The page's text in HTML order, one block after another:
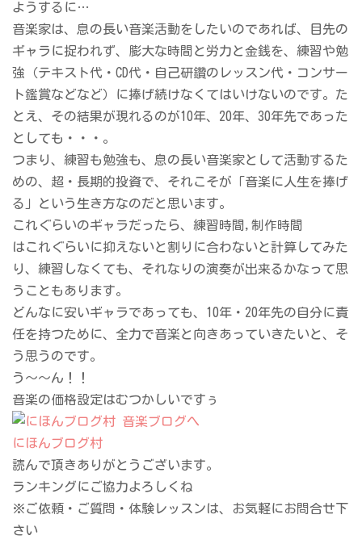
ようするに…
音楽家は、息の長い音楽活動をしたいのであれば、目先の
ギャラに捉われず、膨大な時間と労力と金銭を、練習や勉
強（テキスト代・CD代・自己研鑽のレッスン代・コンサー
ト鑑賞などなど）に捧げ続けなくてはいけないのです。た
とえ、その結果が現れるのが10年、20年、30年先であった
としても・・・。
つまり、練習も勉強も、息の長い音楽家として活動するた
めの、超・長期的投資で、それこそが「音楽に人生を捧げ
る」という生き方なのだと思います。
これぐらいのギャラだったら、練習時間,制作時間
はこれぐらいに抑えないと割りに合わないと計算してみた
り、練習しなくても、それなりの演奏が出来るかなって思
うこともあります。
どんなに安いギャラであっても、10年・20年先の自分に責
任を持つために、全力で音楽と向きあっていきたいと、そ
う思うのです。
う～～ん！！
音楽の価格設定はむつかしいですぅ
にほんブログ村
読んで頂きありがとうございます。
ランキングにご協力よろしくね
※ご依頼・ご質問・体験レッスンは、お気軽にお問合せ下
さい